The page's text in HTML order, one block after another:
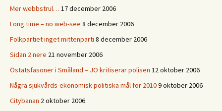
Mer webbstrul… 17 december 2006
Long time – no web-see 8 december 2006
Folkpartiet inget mittenparti 8 december 2006
Sidan 2 nere 21 november 2006
Östatsfasoner i Småland – JO kritiserar polisen 12 oktober 2006
Några sjukvårds-ekonomisk-politiska mål för 20109 oktober 2006
Citybanan 2 oktober 2006